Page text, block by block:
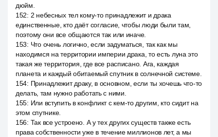
дюйм.
152: 2 небесных тел кому-то принадлежит и драка
единственные, кто даёт согласие, чтобы люди были там,
поэтому они все общаются так или иначе.
153: Что очень логично, если задуматься, так как мы
находимся на территории империи драка, то есть луна это
такая же территория, где все расписано. Ага, каждая
планета и каждый обитаемый спутник в солнечной системе.
154: Принадлежит драку, в основном, если ты хочешь что-то
делать, там нужно работать с ними.
155: Или вступить в конфликт с кем-то другим, кто сидит на
этом спутнике.
156: Так все устроено. А у тех других существ также есть
права собственности уже в течение миллионов лет, а мы